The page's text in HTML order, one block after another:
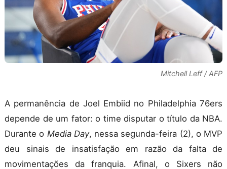
Mitchell Leff / AFP
A permanência de Joel Embiid no Philadelphia 76ers
depende de um fator: o time disputar o título da NBA.
Durante o Media Day, nessa segunda-feira (2), o MVP
deu sinais de insatisfação em razão da falta de
movimentações da franquia. Afinal, o Sixers não